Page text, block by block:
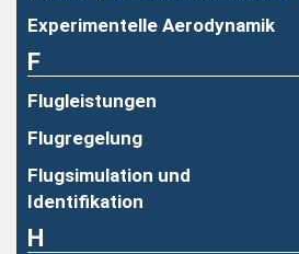
Experimentelle Aerodynamik
F
Flugleistungen
Flugregelung
Flugsimulation und
Identifikation
H